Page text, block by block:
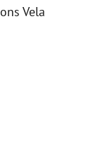
Vela